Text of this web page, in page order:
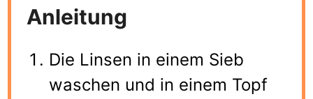
Anleitung
Die Linsen in einem Sieb
waschen und in einem Topf